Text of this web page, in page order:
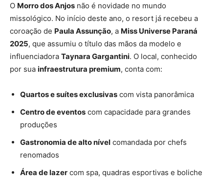
O Morro dos Anjos não é novidade no mundo
missológico. No início deste ano, o resort já recebeu a
coroação de Paula Assunção, a Miss Universe Paraná
2025, que assumiu o título das mãos da modelo e
influenciadora Taynara Gargantini. O local, conhecido
por sua infraestrutura premium, conta com:
Quartos e suítes exclusivas com vista panorâmica
Centro de eventos com capacidade para grandes
produções
Gastronomia de alto nível comandada por chefs
renomados
Área de lazer com spa, quadras esportivas e boliche